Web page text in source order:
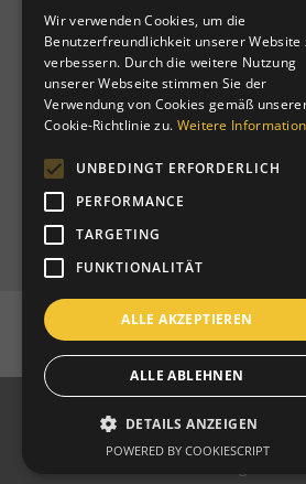
SWIFT-BIC: RZSBIT21101
Distrikt 108TA1
Clubcode: 21064
Homologiert am 12-03-1957
Charternight am 19-10-1957
Patenclub: Bolzano Bozen Host
Datenschutz Impressum
Login
© Copyright Lions Club Meran/
Wir verwenden Cookies, um die
Benutzerfreundlichkeit unserer Website
verbessern. Durch die weitere Nutzung
unserer Webseite stimmen Sie der
Verwendung von Cookies gemäß
Cookie-Richtlinie zu. Weitere
UNBEDINGT ERFORDERLICH
PERFORMANCE
TARGETING
FUNKTIONALITÄT
ALLE AKZEPTIEREN
ALLE ABLEHNEN
DETAILS ANZEIGEN
POWERED BY COOKIESCRIPT